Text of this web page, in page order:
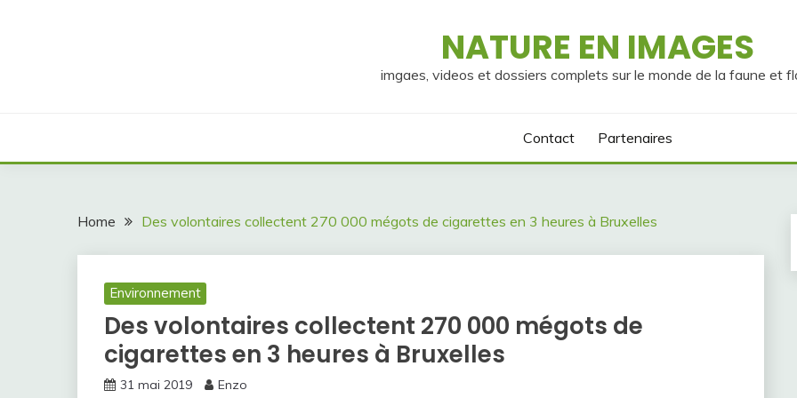
NATURE EN IMAGES
imgaes, videos et dossiers complets sur le monde de la faune et
Contact Partenaires
Home Des volontaires collectent 270 000 mégots de cigarettes en 3 heures à Bruxelles
Environnement
Des volontaires collectent 270 000 mégots de
cigarettes en 3 heures à Bruxelles
31 mai 2019 Enzo